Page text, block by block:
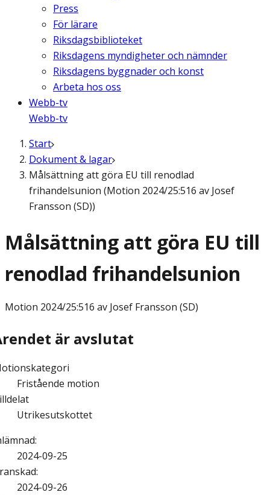
Press
För lärare
Riksdagsbiblioteket
Riksdagens myndigheter och nämnder
Riksdagens byggnader och konst
Arbeta hos oss
Webb-tv
Webb-tv
Start
Dokument & lagar
Målsättning att göra EU till renodlad
frihandelsunion (Motion 2024/25:516 av Josef
Fransson (SD))
Målsättning att göra EU till
renodlad frihandelsunion
Motion 2024/25:516 av Josef Fransson (SD)
är avslutat
Fristående motion
Utrikesutskottet
:
2024-09-25
:
2024-09-26